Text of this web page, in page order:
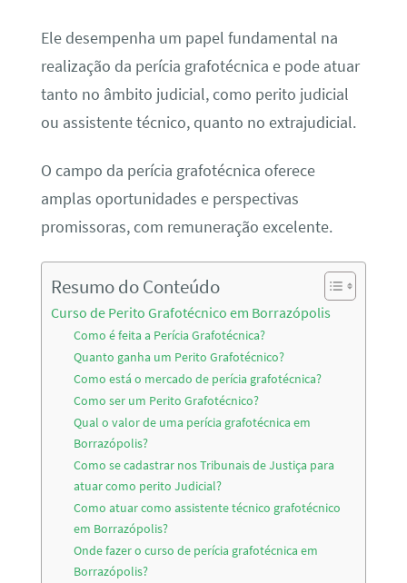
Ele desempenha um papel fundamental na
realização da perícia grafotécnica e pode atuar
tanto no âmbito judicial, como perito judicial
ou assistente técnico, quanto no extrajudicial.
O campo da perícia grafotécnica oferece
amplas oportunidades e perspectivas
promissoras, com remuneração excelente.
Resumo do Conteúdo
Curso de Perito Grafotécnico em Borrazópolis
Como é feita a Perícia Grafotécnica?
Quanto ganha um Perito Grafotécnico?
Como está o mercado de perícia grafotécnica?
Como ser um Perito Grafotécnico?
Qual o valor de uma perícia grafotécnica em
Borrazópolis?
Como se cadastrar nos Tribunais de Justiça para
atuar como perito Judicial?
Como atuar como assistente técnico grafotécnico
em Borrazópolis?
Onde fazer o curso de perícia grafotécnica em
Borrazópolis?